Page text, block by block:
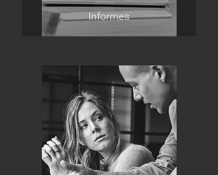
Informes